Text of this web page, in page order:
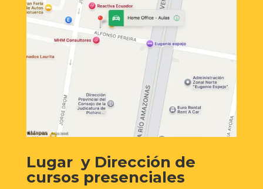
Lugar y Dirección de
cursos presenciales